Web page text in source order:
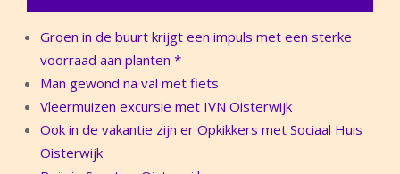
Groen in de buurt krijgt een impuls met een sterke
voorraad aan planten *
Man gewond na val met fiets
Vleermuizen excursie met IVN Oisterwijk
Ook in de vakantie zijn er Opkikkers met Sociaal Huis
Oisterwijk